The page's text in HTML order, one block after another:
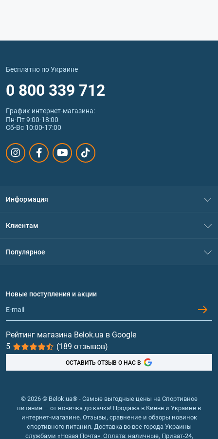
Бесплатно по Украине
0 800 339 712
График интернет‑магазина:
Пн-Пт 9:00-18:00
Сб-Вс 10:00-17:00
Информация
Политика конфиденциальности
Обмен и возврат
Клиентам
Популярное
Протеин
Гейнеры
Витамины и минералы
Рыбий жир, жирные кислоты
Новые поступления и акции
Рейтинг магазина Belok.ua в Google
5
(189 отзывов)
ОСТАВИТЬ ОТЗЫВ О НАС В
© 2026 © Belok.ua® - Самые выгодные цены на Спортивное
питание — от новичка до качка! Продажа в Киеве и Украине в
интернет-магазине. Отзывы, сравнение и обзоры новинок
спортивного питания. Доставка во все города Украины
службами «Новая Почта». Оплата: наличные, Приват-24,